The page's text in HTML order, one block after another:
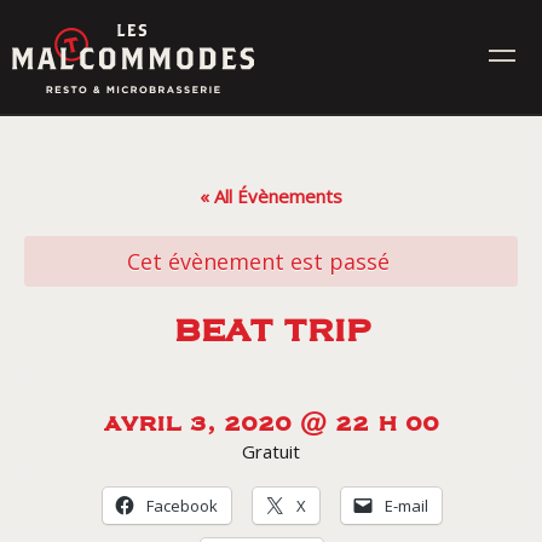
to
content
CONTACT
« All Évènements
Cet évènement est passé
BEAT TRIP
AVRIL 3, 2020 @ 22 H 00
Gratuit
Facebook X E-mail